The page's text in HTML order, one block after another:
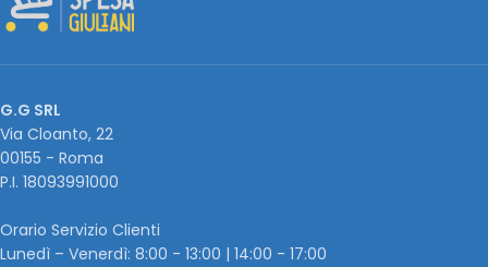
G.G SRL
Via Cloanto, 22
00155 - Roma
P.I. ‭18093991000
Orario Servizio Clienti
Lunedì – Venerdì: 8:00 - 13:00 | 14:00 - 17:00